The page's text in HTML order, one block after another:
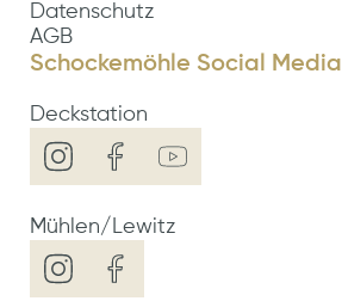
Datenschutz
AGB
Schockemöhle Social Media
Deckstation
Mühlen/Lewitz